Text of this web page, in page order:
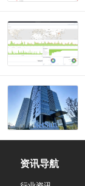
资讯导航